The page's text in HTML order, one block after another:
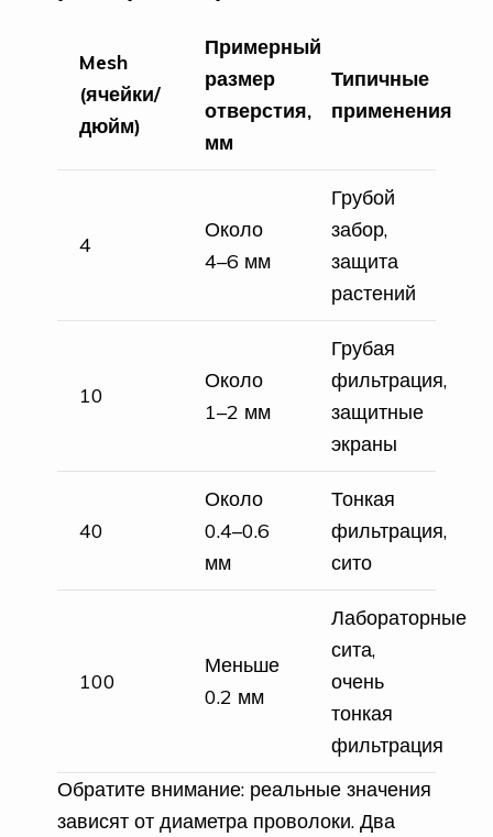
Mesh
(ячейки/
дюйм)
Примерный
размер
отверстия,
мм
Типичные
применения
4
Около
4–6 мм
Грубой
забор,
защита
растений
10
Около
1–2 мм
Грубая
фильтрация,
защитные
экраны
40
Около
0.4–0.6
мм
Тонкая
фильтрация,
сито
100
Меньше
0.2 мм
Лабораторные
сита,
очень
тонкая
фильтрация
Обратите внимание: реальные значения
зависят от диаметра проволоки. Два